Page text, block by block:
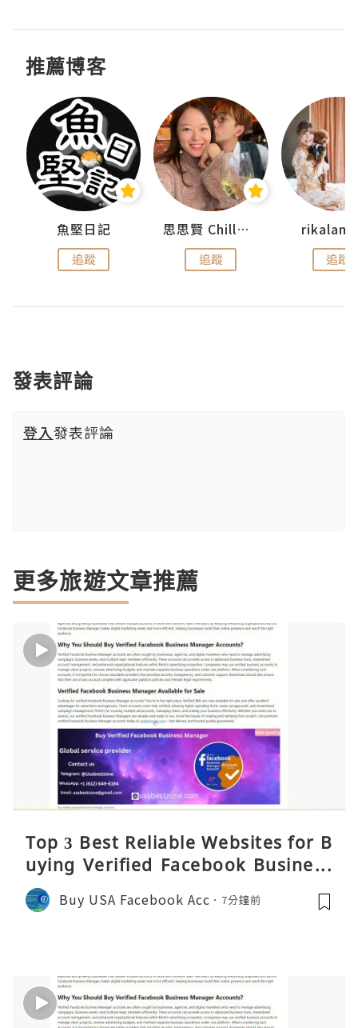
推薦博客
魚堅日記
追蹤
思思賢 ChillMyBabe
追蹤 追蹤
發表評論
登入發表評論
更多旅遊文章推薦
Top 3 Best Reliable Websites for B
uying Verified Facebook Business
Manager Accounts 2026 – Reality
C
Buy USA Facebook Acc 7分鐘前